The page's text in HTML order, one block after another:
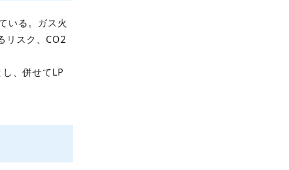
いる。ガス火
リスク、CO2
、併せてLP